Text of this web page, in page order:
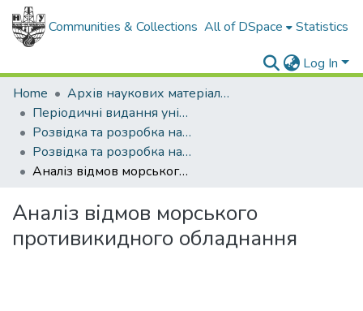
Communities & Collections All of DSpace Statistics
Log In
Home
Архів наукових матеріалів
Періодичні видання університету
Розвідка та розробка нафтових і газових родовищ
Розвідка та розробка нафтових і газових родовищ - 2013 - №2
Аналіз відмов морського противикидного обладнання
Аналіз відмов морського
противикидного обладнання